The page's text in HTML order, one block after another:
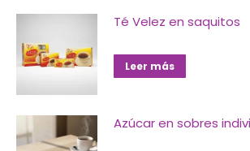
Té Velez en saquitos
Leer más
Azúcar en sobres